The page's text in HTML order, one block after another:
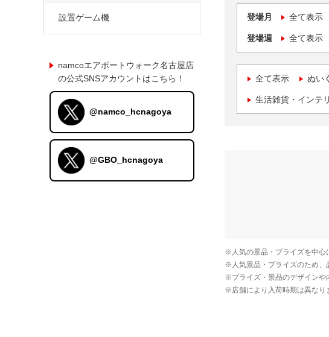
登場月 全て表示
登場週 全て表示
全て表示 ぬい
生活雑貨・インテ
設置ゲーム機
namcoエアポートウォーク名古屋店
の公式SNSアカウントはこちら！
@namco_hcnagoya
@GBO_hcnagoya